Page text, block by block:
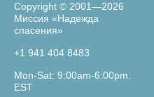
Copyright © 2001—2026
Миссия «Надежда
спасения»
+1 941 404 8483
Mon-Sat: 9:00am-6:00pm.
EST